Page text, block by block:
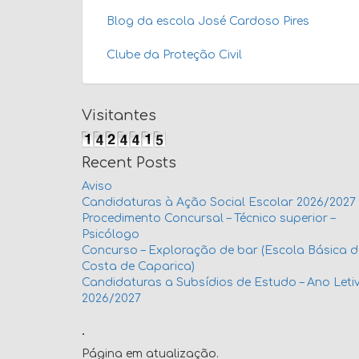
Blog da escola José Cardoso Pires
Clube da Proteção Civil
Visitantes
Recent Posts
Aviso
Candidaturas à Ação Social Escolar 2026/2027
Procedimento Concursal – Técnico superior –
Psicólogo
Concurso – Exploração de bar (Escola Básica
Costa de Caparica)
Candidaturas a Subsídios de Estudo – Ano
2026/2027
.
Página em atualização.